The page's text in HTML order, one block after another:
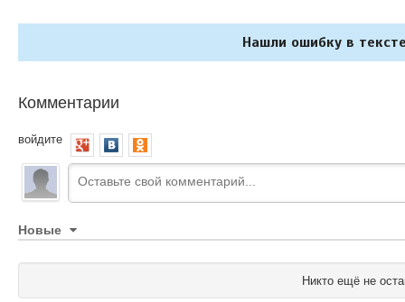
Нашли ошибку в
Комментарии
войдите
Новые
Никто ещё не